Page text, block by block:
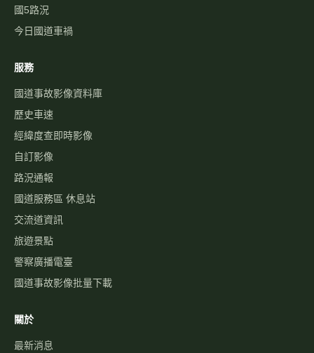
國5路況
今日國道車禍
服務
國道事故影像資料庫
歷史車速
經緯度查即時影像
自訂影像
路況通報
國道服務區 休息站
交流道資訊
旅遊景點
警察廣播電臺
國道事故影像批量下載
關於
最新消息